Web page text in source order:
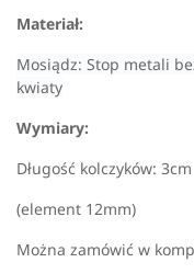
Materiał:
Mosiądz: Stop metali
kwiaty
Wymiary:
Długość kolczyków: 3cm
(element 12mm)
Można zamówić w